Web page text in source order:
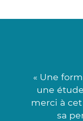
« Une
une
merci à
sa